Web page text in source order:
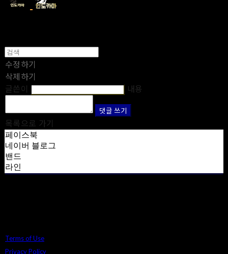
수정하기
삭제하기
글쓴이
내용
댓글 쓰기
목록으로 가기
페이스북
네이버 블로그
밴드
라인
Terms of Use
Privacy Policy